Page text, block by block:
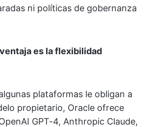
ni políticas de gobernanza
es la flexibilidad
plataformas le obligan a
propietario, Oracle ofrece
GPT-4, Anthropic Claude,